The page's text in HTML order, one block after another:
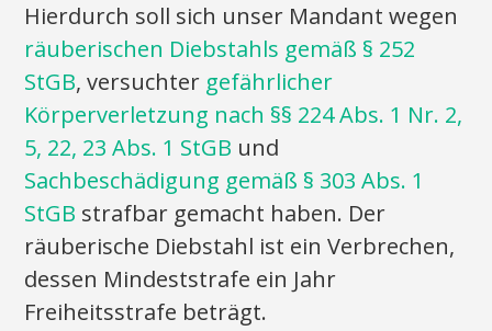
Hierdurch soll sich unser Mandant wegen
räuberischen Diebstahls gemäß § 252
StGB, versuchter gefährlicher
Körperverletzung nach §§ 224 Abs. 1 Nr. 2,
5, 22, 23 Abs. 1 StGB und
Sachbeschädigung gemäß § 303 Abs. 1
StGB strafbar gemacht haben. Der
räuberische Diebstahl ist ein Verbrechen,
dessen Mindeststrafe ein Jahr
Freiheitsstrafe beträgt.